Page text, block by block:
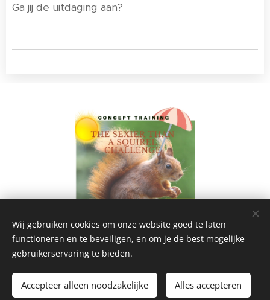
Ga jij de uitdaging aan?
©2026 Hondentraining REO.Alle rechten voorbehouden.
Mogelijk gemaakt doorWebnode Cookies
Wij gebruiken cookies om onze website goed te laten
functioneren en te beveiligen, en om je de best mogelijke
gebruikerservaring te bieden.
Accepteer alleen noodzakelijke Alles accepteren